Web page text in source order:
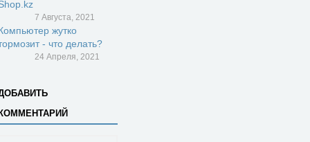
7 Августа, 2021
жутко
- что делать?
24 Апреля, 2021